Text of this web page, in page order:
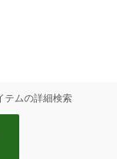
テムの詳細検索